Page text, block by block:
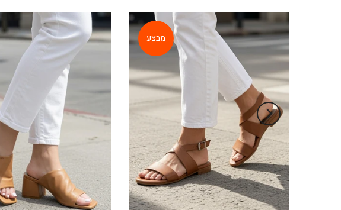
מבצע